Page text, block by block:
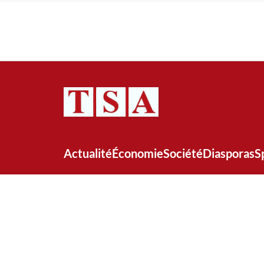
ActualitéÉconomieSociétéDiasporas